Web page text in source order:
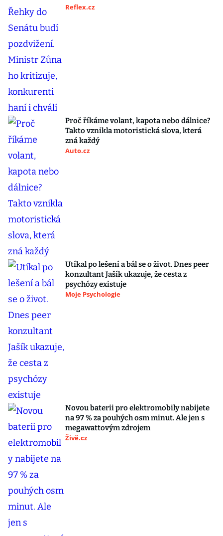
Reflex.cz
Proč říkáme volant, kapota nebo dálnice?
Takto vznikla motoristická slova, která
zná každý
Auto.cz
Utíkal po lešení a bál se o život. Dnes peer
konzultant Jašík ukazuje, že cesta z
psychózy existuje
Moje Psychologie
Novou baterii pro elektromobily nabijete
na 97 % za pouhých osm minut. Ale jen s
megawattovým zdrojem
Živě.cz